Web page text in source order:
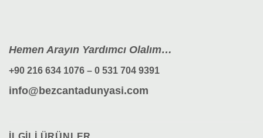
Hemen Arayın Yardımcı Olalım…
+90 216 634 1076 – 0 531 704 9391
info@bezcantadunyasi.com